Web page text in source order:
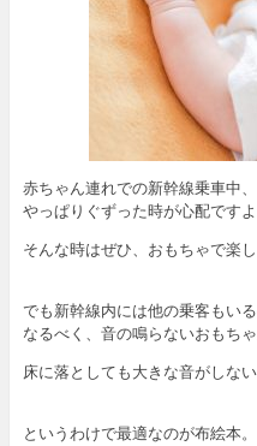
赤ちゃん連れでの新幹線乗車中、
やっぱりぐずった時が心配ですよ
そんな時はぜひ、おもちゃで楽
でも新幹線内には他の乗客もいる
なるべく、音の鳴らないおもちゃ
床に落としても大きな音がしな
というわけで最適なのが布絵本。